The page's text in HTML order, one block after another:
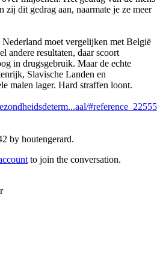
zij dit gedrag aan, naarmate je ze meer
moet vergelijken met België
andere resultaten, daar scoort
in drugsgebruik. Maar de echte
Slavische Landen en
malen lager. Hard straffen loont.
#reference_22555
by houtengerard.
to join the conversation.